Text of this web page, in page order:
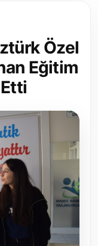
Özel
Eğitim